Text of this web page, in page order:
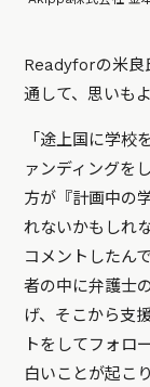
Readyforの米良
通して、思いも
「途上国に学校
ァンディングを
方が『計画中の
れないかもしれ
コメントしたん
者の中に弁護士
げ、そこから支
トをしてフォロ
白いことが起こ